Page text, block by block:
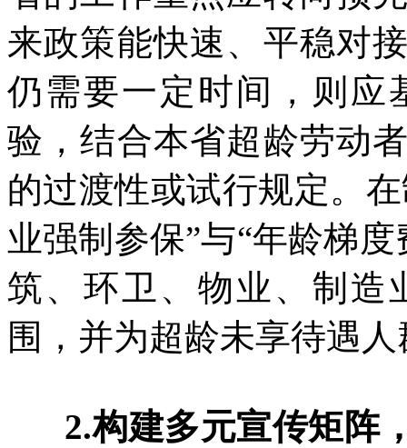
来政策能快速、平稳对
仍需要一定时间，则应
验，结合本省超龄劳动
的过渡性或试行规定。
业强制参保”与“年龄梯
筑、环卫、物业、制造
围，并为超龄未享待遇
2.构建多元宣传矩阵